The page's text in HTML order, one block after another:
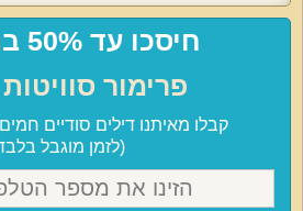
חיסכו עד 50% בהזמנת:
פרימור
קבלו מאיתנו דילים סודיים חמים עד 50%
(לזמן מוגבל